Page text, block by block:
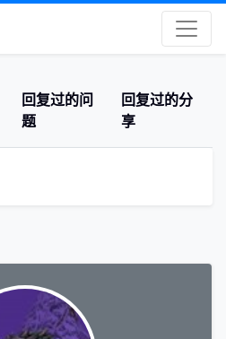
回复过的问
题
回复过的分
享